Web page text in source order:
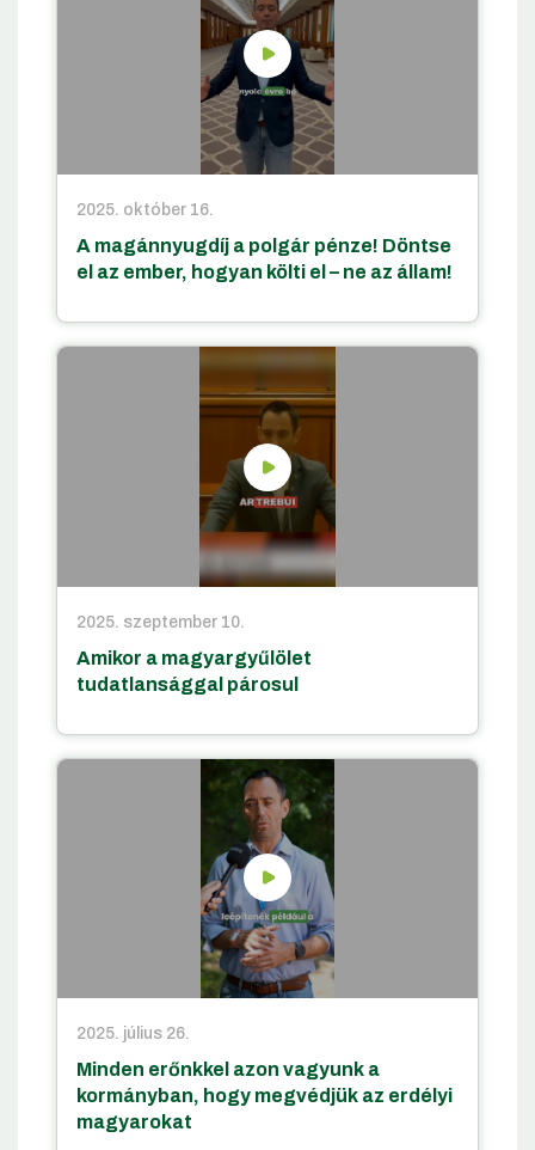
2025. október 16.
A magánnyugdíj a polgár pénze! Döntse
el az ember, hogyan költi el – ne az állam!
2025. szeptember 10.
Amikor a magyargyűlölet
tudatlansággal párosul
2025. július 26.
Minden erőnkkel azon vagyunk a
kormányban, hogy megvédjük az erdélyi
magyarokat